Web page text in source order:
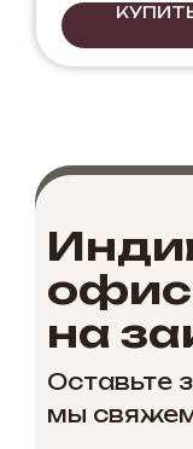
Оставьте
мы
на